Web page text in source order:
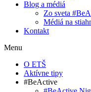
Blog a médiá
Zo sveta
Médiá na
Kontakt
Menu
O ETŠ
Aktívne tipy
#BeActive